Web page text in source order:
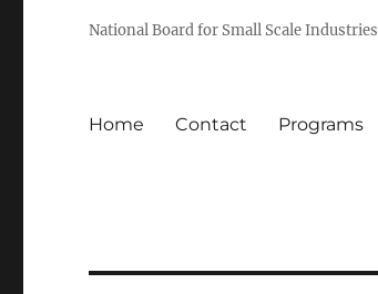
National Board for Small Scale Industries
Home Contact Programs